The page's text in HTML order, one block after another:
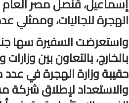
الهجرة للجاليات،
واستعرضت السفيرة سها
بالخارج، بالتعاون بين
حقيبة وزارة الهجرة في عدد
والاستعداد لإطلاق شركة